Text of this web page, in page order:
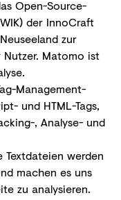
Open-Source-
der InnoCraft
zur
Nutzer. Matomo ist
Management-
und HTML-Tags,
, Analyse- und
werden
machen es uns
zu analysieren.